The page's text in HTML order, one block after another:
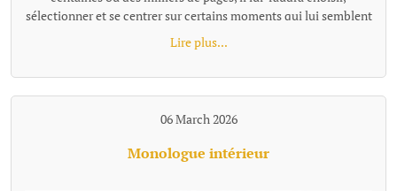
Lire plus...
06 March 2026
Monologue intérieur